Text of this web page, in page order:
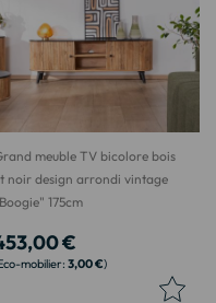
meuble TV bicolore bois
noir design arrondi vintage
175cm
€
3,00 €